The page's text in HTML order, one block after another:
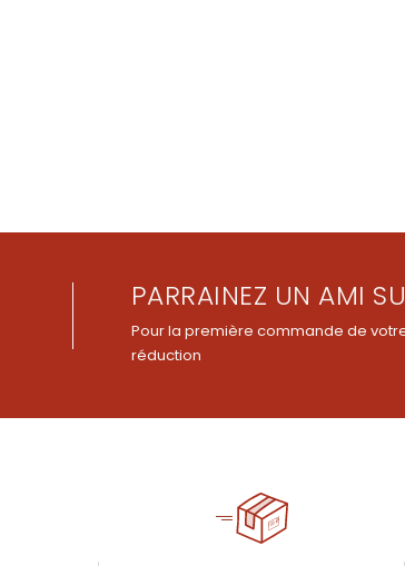
PARRAINEZ UN AMI
Pour la première commande de
réduction